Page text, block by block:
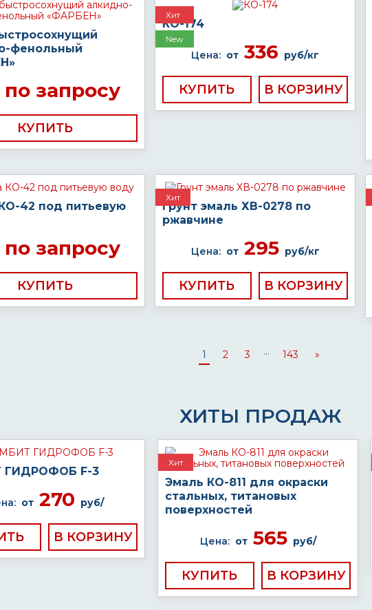
фенольный
запросу
КУПИТЬ
Хит
New
КО-174
Цена: от 336 руб/кг
КУПИТЬ
42 под питьевую
запросу
КУПИТЬ
Хит
Грунт эмаль ХВ-0278 по
ржавчине
Цена: от295 руб/кг
КУПИТЬ
1 2 3 ... 143 »
ХИТЫ ПРОДАЖ
ГИДРОФОБ F-3
от270 руб/
Хит
Эмаль КО-811 для окраски
стальных, титановых
поверхностей
Цена: от565 руб/
КУПИТЬ